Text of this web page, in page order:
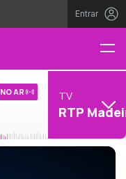
Entrar
NO AR TV
RTP